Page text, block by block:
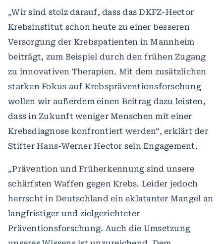
„Wir sind stolz darauf, dass das DKFZ-Hector
Krebsinstitut schon heute zu einer besseren
Versorgung der Krebspatienten in Mannheim
beiträgt, zum Beispiel durch den frühen Zugang
zu innovativen Therapien. Mit dem zusätzlichen
starken Fokus auf Krebspräventionsforschung
wollen wir außerdem einen Beitrag dazu leisten,
dass in Zukunft weniger Menschen mit einer
Krebsdiagnose konfrontiert werden“, erklärt der
Stifter Hans-Werner Hector sein Engagement.
„Prävention und Früherkennung sind unsere
schärfsten Waffen gegen Krebs. Leider jedoch
herrscht in Deutschland ein eklatanter Mangel an
langfristiger und zielgerichteter
Präventionsforschung. Auch die Umsetzung